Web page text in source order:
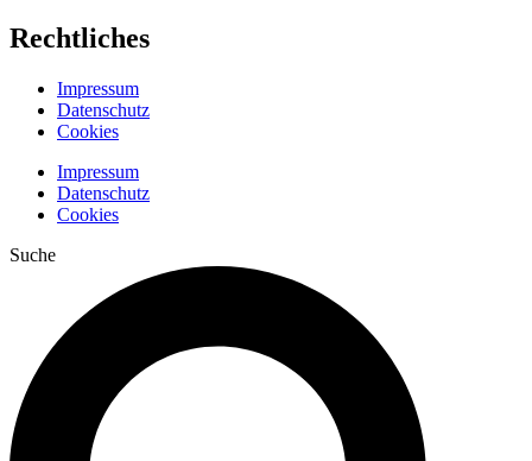
Rechtliches
Impressum
Datenschutz
Cookies
Impressum
Datenschutz
Cookies
Suche